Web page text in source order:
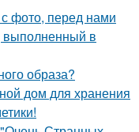
фото, перед нами
выполненный в
образа?
дом для хранения